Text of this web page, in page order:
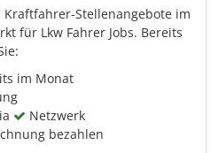
Stellenangebote im
für Lkw Fahrer Jobs. Bereits
im Monat
Netzwerk
bezahlen